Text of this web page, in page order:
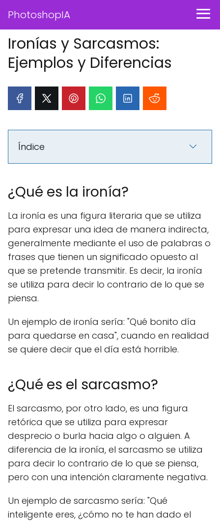
PhotoshopIA
Ironías y Sarcasmos:
Ejemplos y Diferencias
Índice
¿Qué es la ironía?
La ironía es una figura literaria que se utiliza
para expresar una idea de manera indirecta,
generalmente mediante el uso de palabras o
frases que tienen un significado opuesto al
que se pretende transmitir. Es decir, la ironía
se utiliza para decir lo contrario de lo que se
piensa.
Un ejemplo de ironía sería: "Qué bonito día
para quedarse en casa", cuando en realidad
se quiere decir que el día está horrible.
¿Qué es el sarcasmo?
El sarcasmo, por otro lado, es una figura
retórica que se utiliza para expresar
desprecio o burla hacia algo o alguien. A
diferencia de la ironía, el sarcasmo se utiliza
para decir lo contrario de lo que se piensa,
pero con una intención claramente negativa.
Un ejemplo de sarcasmo sería: "Qué
inteligente eres, ¿cómo no te han dado el